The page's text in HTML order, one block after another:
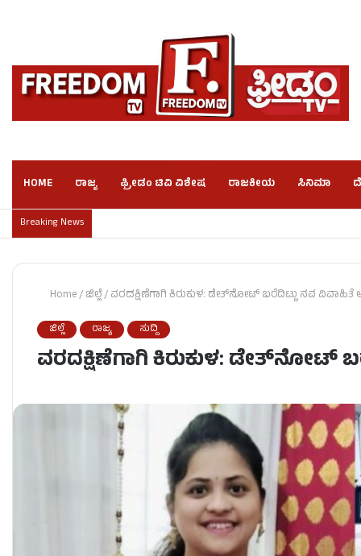
HOME ರಾಜ್ಯ ಫ್ರೀಡಂ ಟಿವಿ ವಿಶೇಷ ರಾಜಕೀಯ ಸಿನಿಮಾ
Breaking News
Home/ಜಿಲ್ಲೆ/ವರದಕ್ಷಿಣೆಗಾಗಿ ಕಿರುಕುಳ: ಡೇತ್​​​ನೋಟ್​ ಬರೆದಿಟ್ಟು ನವ ವಿವಾಹಿತೆ
ಜಿಲ್ಲೆ ರಾಜ್ಯ ಸುದ್ದಿ
ವರದಕ್ಷಿಣೆಗಾಗಿ ಕಿರುಕುಳ: ಡೇತ್​​​ನೋಟ್​